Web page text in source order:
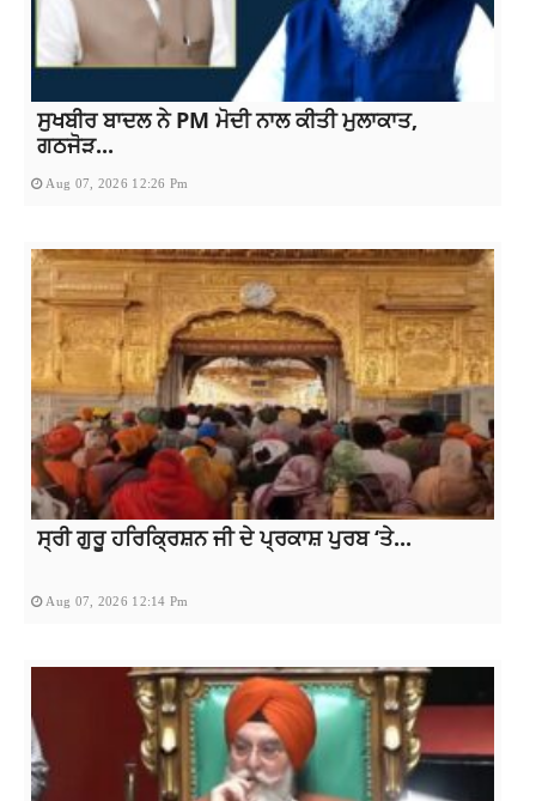
ਸੁਖਬੀਰ ਬਾਦਲ ਨੇ PM ਮੋਦੀ ਨਾਲ ਕੀਤੀ ਮੁਲਾਕਾਤ,
ਗਠਜੋੜ...
Aug 07, 2026 12:26 Pm
ਸ੍ਰੀ ਗੁਰੂ ਹਰਿਕ੍ਰਿਸ਼ਨ ਜੀ ਦੇ ਪ੍ਰਕਾਸ਼ ਪੁਰਬ ‘ਤੇ...
Aug 07, 2026 12:14 Pm